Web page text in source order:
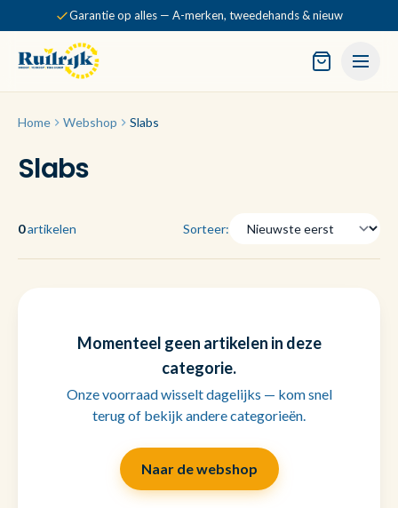
Garantie op alles — A-merken, tweedehands & nieuw
Home Webshop Slabs
Slabs
0artikelen Sorteer:
Momenteel geen artikelen in deze
categorie.
Onze voorraad wisselt dagelijks — kom snel
terug of bekijk andere categorieën.
Naar de webshop